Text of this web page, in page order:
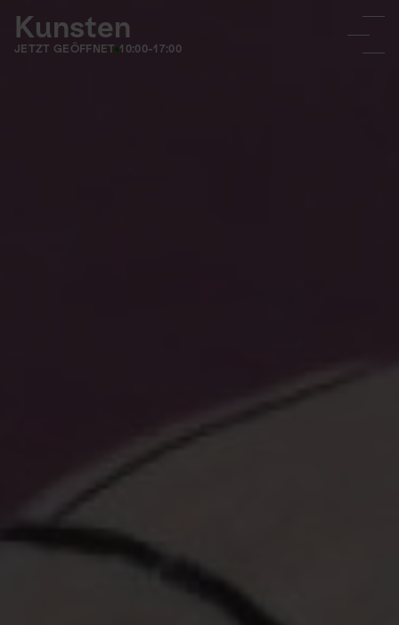
Kunsten
JETZT GEÖFFNET 10:00-17:00